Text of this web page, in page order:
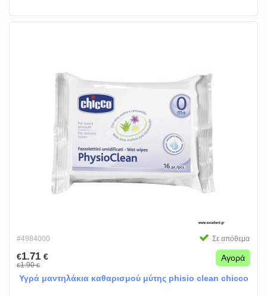
#4984000 Σε απόθεμα
€1.71 €
€1.90€
Αγορά
Υγρά μαντηλάκια καθαρισμού μύτης phisio clean chicco